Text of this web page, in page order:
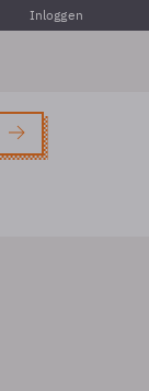
Inloggen